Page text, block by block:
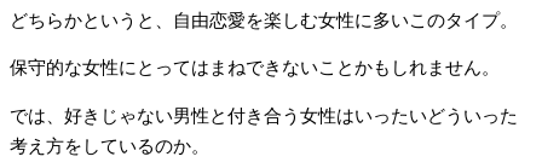
どちらかというと、自由恋愛を楽しむ女性に多いこのタイプ。
保守的な女性にとってはまねできないことかもしれません。
では、好きじゃない男性と付き合う女性はいったいどういった
考え方をしているのか。